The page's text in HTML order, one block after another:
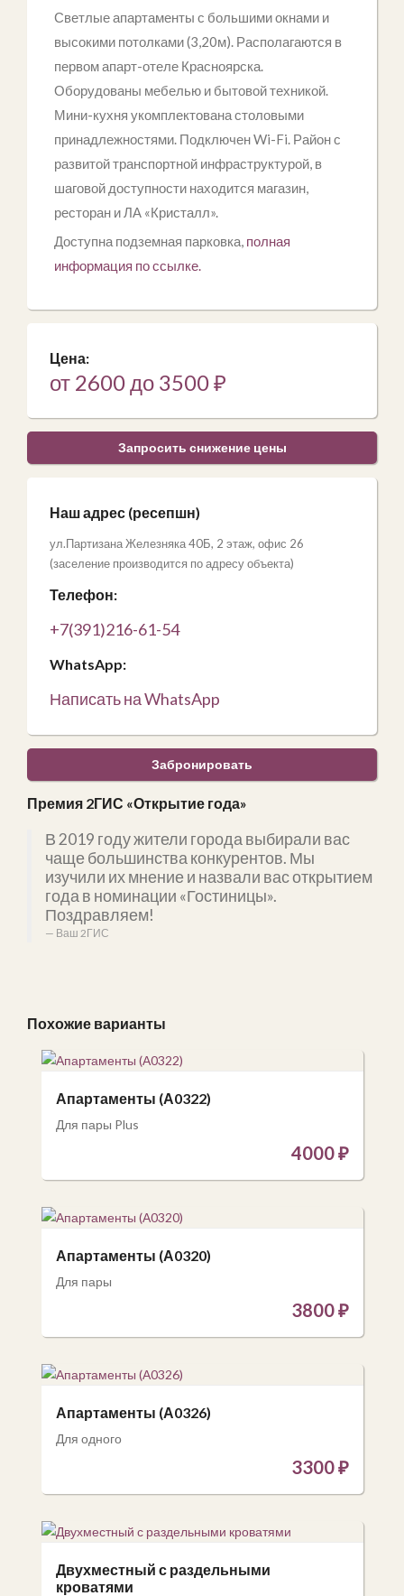
Светлые апартаменты с большими окнами и
высокими потолками (3,20м). Располагаются в
первом апарт-отеле Красноярска.
Оборудованы мебелью и бытовой техникой.
Мини-кухня укомплектована столовыми
принадлежностями. Подключен Wi-Fi. Район с
развитой транспортной инфраструктурой, в
шаговой доступности находится магазин,
ресторан и ЛА «Кристалл».
Доступна подземная парковка, полная
информация по ссылке.
Цена:
от 2600 до 3500₽
Запросить снижение цены
Наш адрес (ресепшн)
ул.Партизана Железняка 40Б, 2 этаж, офис 26
(заселение производится по адресу объекта)
Телефон:
+7(391)216-61-54
WhatsApp:
Написать на WhatsApp
Забронировать
Премия 2ГИС «Открытие года»
В 2019 году жители города выбирали вас
чаще большинства конкурентов. Мы
изучили их мнение и назвали вас открытием
года в номинации «Гостиницы».
Поздравляем!
Ваш 2ГИС
Похожие варианты
Апартаменты (А0322)
Для пары Plus
4000₽
Апартаменты (А0320)
Для пары
3800₽
Апартаменты (А0326)
Для одного
3300₽
Двухместный с раздельными
кроватями